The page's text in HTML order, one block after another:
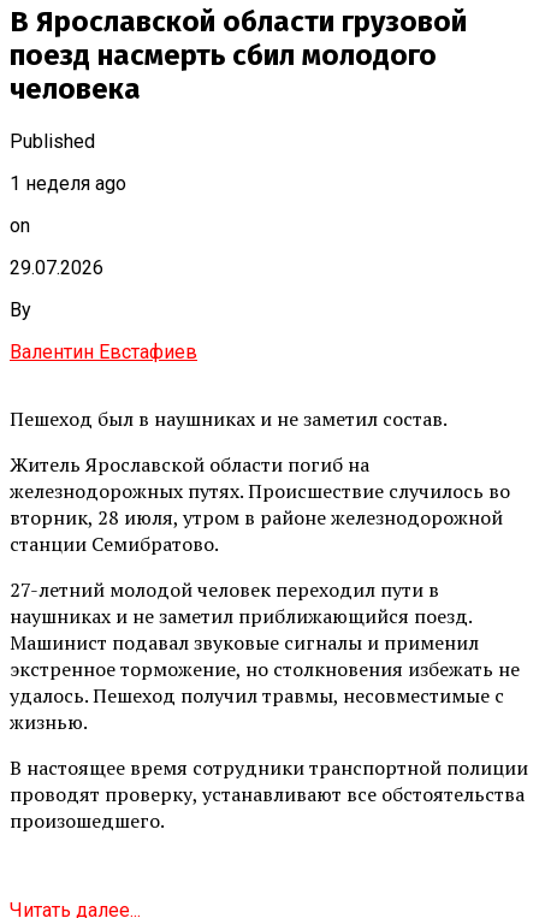
В Ярославской области грузовой
поезд насмерть сбил молодого
человека
Published
1 неделя ago
on
29.07.2026
By
Валентин Евстафиев
Пешеход был в наушниках и не заметил состав.
Житель Ярославской области погиб на
железнодорожных путях. Происшествие случилось во
вторник, 28 июля, утром в районе железнодорожной
станции Семибратово.
27-летний молодой человек переходил пути в
наушниках и не заметил приближающийся поезд.
Машинист подавал звуковые сигналы и применил
экстренное торможение, но столкновения избежать не
удалось. Пешеход получил травмы, несовместимые с
жизнью.
В настоящее время сотрудники транспортной полиции
проводят проверку, устанавливают все обстоятельства
произошедшего.
Читать далее...